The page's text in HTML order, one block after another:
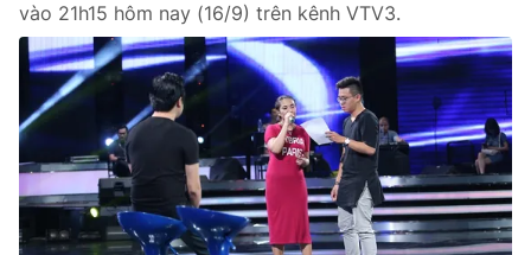
vào 21h15 hôm nay (16/9) trên kênh VTV3.